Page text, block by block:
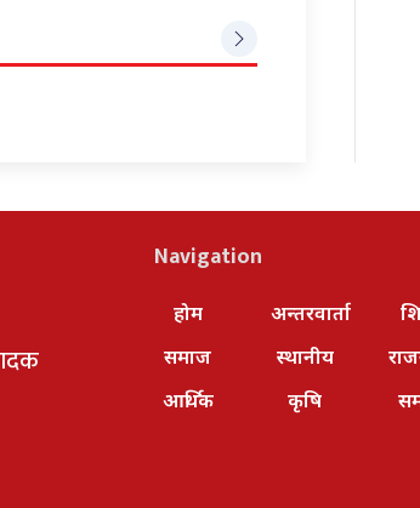
Navigation
होम
समाज
आर्थिक
अन्तरवार्ता
स्थानीय
कृषि